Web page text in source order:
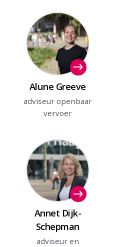
Alune Greeve
adviseur openbaar
vervoer
Annet Dijk-
Schepman
adviseur en